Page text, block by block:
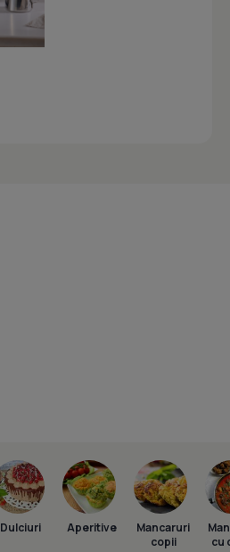
Dulciuri Aperitive
Mancaruri
copii
cu